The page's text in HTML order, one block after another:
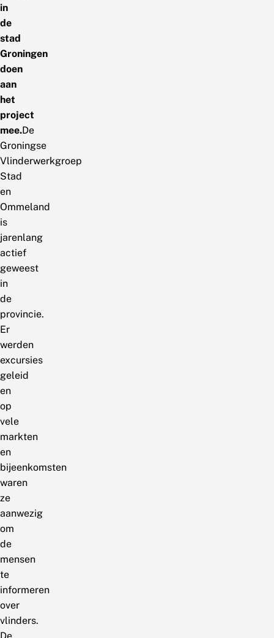
in
de
stad
Groningen
doen
aan
het
project
mee.De
Groningse
Vlinderwerkgroep
Stad
en
Ommeland
is
jarenlang
actief
geweest
in
de
provincie.
Er
werden
excursies
geleid
en
op
vele
markten
en
bijeenkomsten
waren
ze
aanwezig
om
de
mensen
te
informeren
over
vlinders.
De